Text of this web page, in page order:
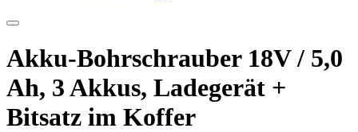
Akku-Bohrschrauber 18V / 5,0
Ah, 3 Akkus, Ladegerät +
Bitsatz im Koffer